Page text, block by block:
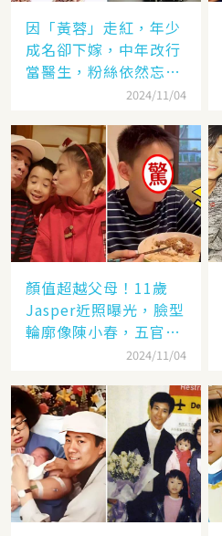
因「黃蓉」走紅，年少
成名卻下嫁，中年改行
當醫生，粉絲依然忘不
2024/11/04
顏值超越父母！11歲
Jasper近照曝光，臉型
輪廓像陳小春，五官卻
更像應采兒網驚：完美
2024/11/04